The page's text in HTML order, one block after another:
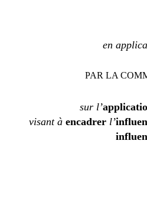
en
PAR LA
sur l’
visant à encadrer l’